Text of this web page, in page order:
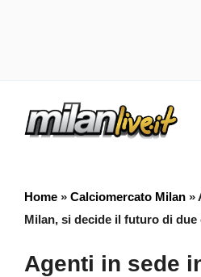
Home » Calciomercato Milan »
Milan, si decide il futuro di due
Agenti in sede